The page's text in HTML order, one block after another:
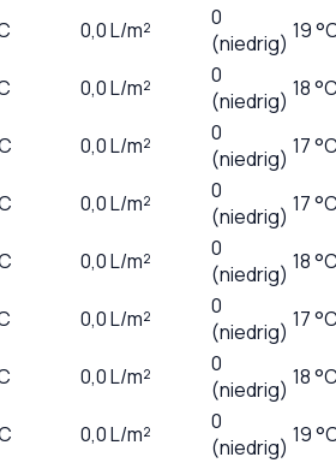
0,0L/m²
0
(niedrig) 19
0,0L/m²
0
(niedrig) 18
0,0L/m²
0
(niedrig) 17
0,0L/m²
0
(niedrig) 17
0,0L/m²
0
(niedrig) 18
0,0L/m²
0
(niedrig) 17
0,0L/m²
0
(niedrig) 18
0,0L/m²
0
(niedrig) 19